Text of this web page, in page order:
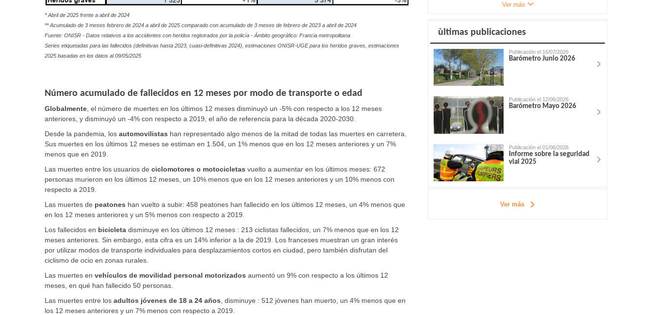
*Abril de 2025 frente a abril de 2024
**Acumulado de 3 meses febrero de 2024 a abril de 2025 comparado con acumulado de 3 meses de febrero de 2023 a abril de 2024
Fuente: ONISR - Datos relativos a los accidentes con heridos registrados por la policía - Ámbito geográfico: Francia metropolitana
Series etiquetadas para las fallecidos (definitivas hasta 2023, cuasi-definitivas 2024), estimaciones ONISR-UGE para los heridos graves, estimaciones
2025 basadas en los datos al09/05/2025
Número acumulado de fallecidos en 12 meses por modo de transporte o edad
Globalmente el número de muertes en los últimos 12 meses disminuyó un -5% con respecto a los 12 meses
anteriores, y disminuyó un -4% con respecto a 2019, el año de referencia para la década 2020-2030.
Desde la pandemia, los automovilistas han representado algo menos de la mitad de todas las muertes en carretera.
Sus muertes en los últimos 12 meses se estiman en 1.504, un 1% menos que en los 12 meses anteriores y un 7%
menos que en 2019.
Las muertes entre los usuarios de ciclomotores o motocicletas vuelto a aumentar en los últimos meses: 672
personas murieron en los últimos 12 meses, un 10% menos que en los 12 meses anteriores y un 10% menos con
respecto a 2019.
Las muertes de peatones han vuelto a subir: 458 peatones han fallecido en los últimos 12 meses, un 4% menos que
en los 12 meses anteriores y un 5% menos con respecto a 2019.
Los fallecidos en bicicleta disminuye en los últimos 12 meses : 213 ciclistas fallecidos, un 7% menos que en los 12
meses anteriores. Sin embargo, esta cifra es un 14% inferior a la de 2019. Los franceses muestran un gran interés
por utilizar modos de transporte individuales para desplazamientos cortos en ciudad, pero también disfrutan del
ciclismo de ocio en zonas rurales.
Las muertes en vehículos de movilidad personal motorizados aumentó un 9% con respecto a los últimos 12
meses, en qué han fallecido 50 personas.
Las muertes entre los adultos jóvenes de 18 a 24 años , disminuye : 512 jóvenes han muerto, un 4% menos que en
los 12 meses anteriores y un 7% menos con respecto a 2019.
Ver más
ùltimas publicaciones
Publicación el 16/07/2026
Barómetro Junio 2026
Publicación el 12/06/2026
Barómetro Mayo 2026
Publicación el 01/06/2026
Informe sobre la seguridad
vial 2025
Ver más